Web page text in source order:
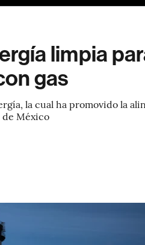
limpia
gas
la cual ha promovido la
México